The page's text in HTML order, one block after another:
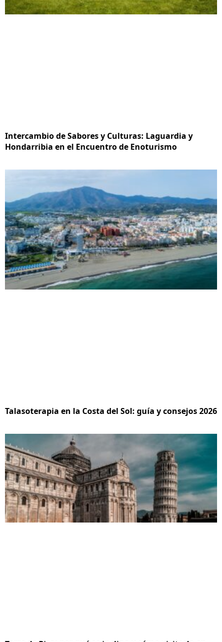
Intercambio de Sabores y Culturas: Laguardia y
Hondarribia en el Encuentro de Enoturismo
Talasoterapia en la Costa del Sol: guía y consejos 2026